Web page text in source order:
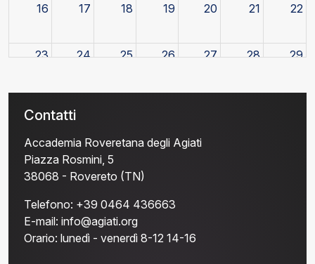
16 17 18 19 20 21 22
23 24 25 26 27 28 29
Contatti
Accademia Roveretana degli Agiati
Piazza Rosmini, 5
38068 - Rovereto (TN)
Telefono: +39 0464 436663
E-mail: info@agiati.org
Orario: lunedì - venerdì 8-12 14-16